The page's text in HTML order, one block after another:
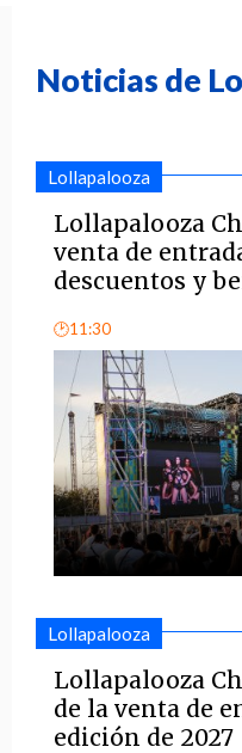
Noticias de
Lollapalooza
Lollapalooza
venta de
descuentos y
🕑11:30
Lollapalooza
Lollapalooza
de la venta de
edición de 2027